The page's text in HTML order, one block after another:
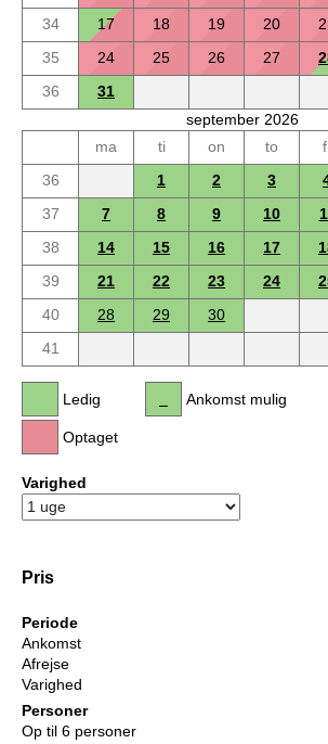
34
17 18 19 20
35
24 25 26 27
36
31
september 2026
ma
ti on to
36
1 2 3
37
7 8 9 10
38
14 15 16 17
39
21 22 23 24
40
28 29
30
41
Ledig
Optaget
Ankomst mulig
Varighed
Pris
Periode
Ankomst
Afrejse
Varighed
Personer
Op til 6 personer